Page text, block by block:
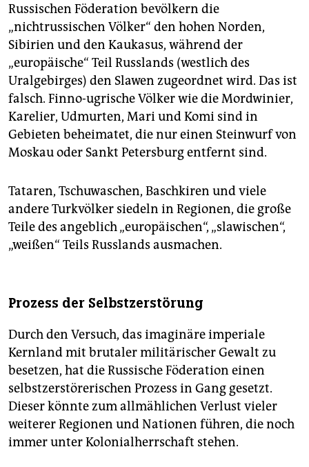
Russischen Föderation bevölkern die
„nichtrussischen Völker“ den hohen Norden,
Sibirien und den Kaukasus, während der
„europäische“ Teil Russlands (westlich des
Uralgebirges) den Slawen zugeordnet wird. Das ist
falsch. Finno-ugrische Völker wie die Mordwinier,
Karelier, Udmurten, Mari und Komi sind in
Gebieten beheimatet, die nur einen Steinwurf von
Moskau oder Sankt Petersburg entfernt sind.
Tataren, Tschuwaschen, Baschkiren und viele
andere Turkvölker siedeln in Regionen, die große
Teile des angeblich „europäischen“, „slawischen“,
„weißen“ Teils Russlands ausmachen.
Prozess der Selbstzerstörung
Durch den Versuch, das imaginäre imperiale
Kernland mit brutaler militärischer Gewalt zu
besetzen, hat die Russische Föderation einen
selbstzerstörerischen Prozess in Gang gesetzt.
Dieser könnte zum allmählichen Verlust vieler
weiterer Regionen und Nationen führen, die noch
immer unter Kolonialherrschaft stehen.